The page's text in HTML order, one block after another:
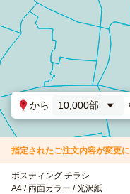
から 10,000部
指定されたご注文内容が変更
ポスティング チラシ
A4 / 両面カラー / 光沢紙